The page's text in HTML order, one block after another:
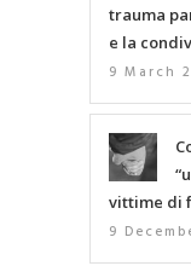
trauma
e la
9 March
vittime di
9